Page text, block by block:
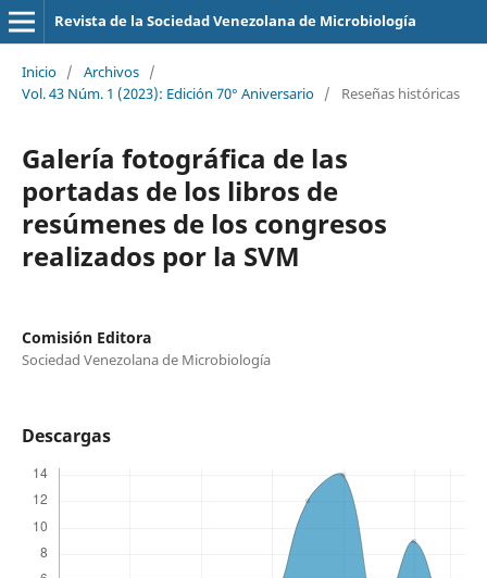
Revista de la Sociedad Venezolana de Microbiología
Inicio / Archivos /
Vol. 43 Núm. 1 (2023): Edición 70° Aniversario / Reseñas históricas
Galería fotográfica de las
portadas de los libros de
resúmenes de los congresos
realizados por la SVM
Comisión Editora
Sociedad Venezolana de Microbiología
Descargas